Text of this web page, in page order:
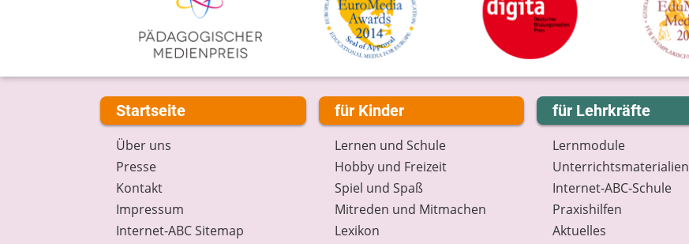
Startseite
Über uns
Presse
Kontakt
Impressum
Internet-ABC Sitemap
für Kinder
Lernen und Schule
Hobby und Freizeit
Spiel und Spaß
Mitreden und Mitmachen
Lexikon
für Lehrkräfte
Lernmodule
Unterrichts­materialien
Internet-ABC-Schule
Praxishilfen
Aktuelles